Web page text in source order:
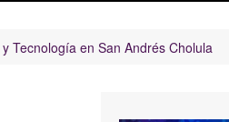
Tecnología en San Andrés Cholula